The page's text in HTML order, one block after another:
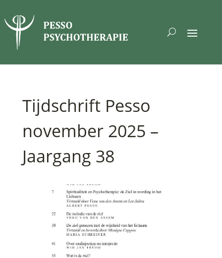
Tijdschrift Pesso
november 2025 –
Jaargang 38